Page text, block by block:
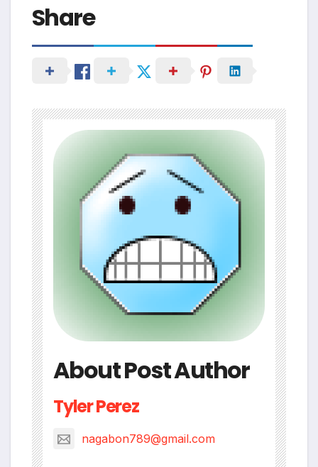
Share
About Post Author
Tyler Perez
nagabon789@gmail.com